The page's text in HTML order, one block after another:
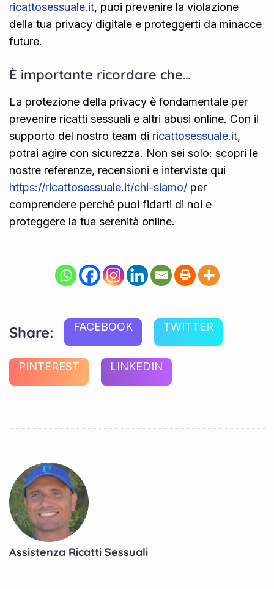
ricattosessuale.it, puoi prevenire la violazione
della tua privacy digitale e proteggerti da minacce
future.
È importante ricordare che…
La protezione della privacy è fondamentale per
prevenire ricatti sessuali e altri abusi online. Con il
supporto del nostro team di ricattosessuale.it,
potrai agire con sicurezza. Non sei solo: scopri le
nostre referenze, recensioni e interviste qui
https://ricattosessuale.it/chi-siamo/ per
comprendere perché puoi fidarti di noi e
proteggere la tua serenità online.
Share: FACEBOOK TWITTER
PINTEREST LINKEDIN
Assistenza Ricatti Sessuali